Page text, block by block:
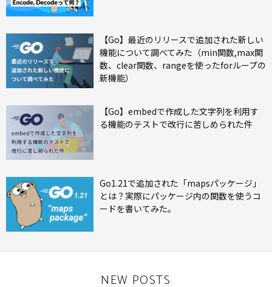
【Go】最近のリリースで追加された新しい
機能について調べてみた（min関数,max関
数、clear関数、rangeを使ったforループの
新機能）
【Go】embedで作成した文字列を利用す
る機能のテストで改行に苦しめられた件
Go1.21で追加された「mapsパッケージ」
とは？実際にパッケージ内の関数を使うコ
ードを書いてみた。
NEW POSTS